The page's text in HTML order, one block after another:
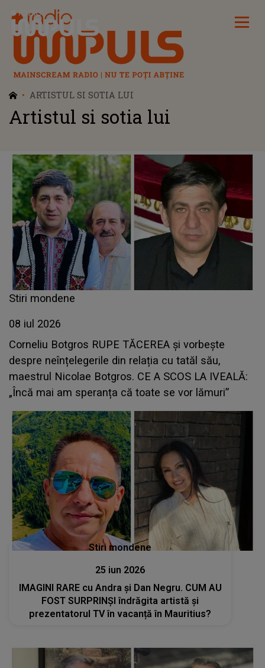
Radio Impuls
ARTISTUL SI SOTIA LUI
Artistul si sotia lui
Stiri mondene
08 iul 2026
Corneliu Botgros RUPE TĂCEREA și vorbește
despre neînțelegerile din relația cu tatăl său,
maestrul Nicolae Botgros. CE A SCOS LA IVEALĂ:
„Încă mai am speranța că toate se vor lămuri”
Stiri mondene
25 iun 2026
IMAGINI RARE cu Andra și Dan Negru. CUM AU
FOST SURPRINȘI îndrăgita artistă și
prezentatorul TV în vacanță în Mauritius?